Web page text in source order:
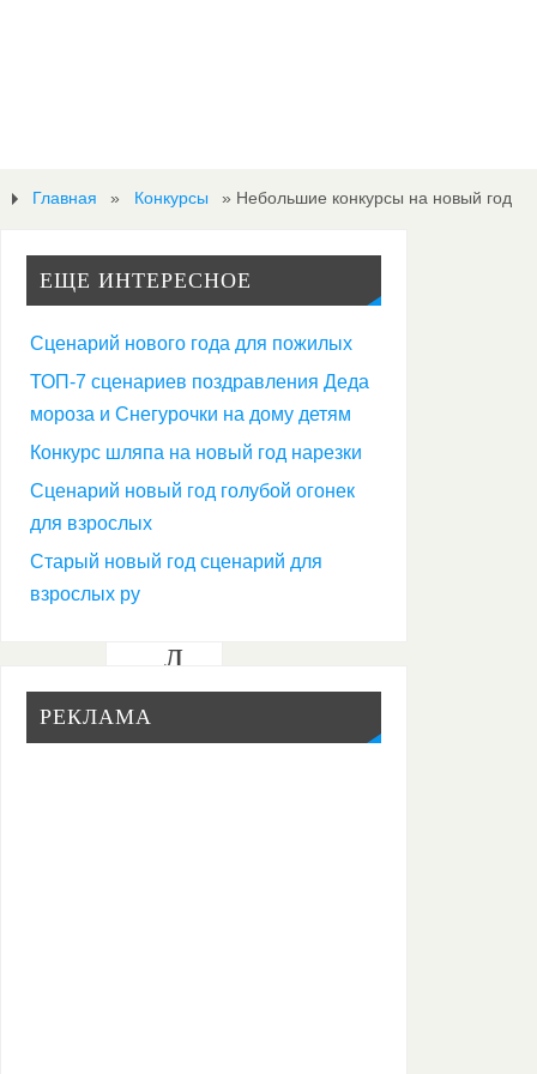
Главная » Конкурсы » Небольшие конкурсы на новый год
Н
е
б
л
ь
ш
ЕЩЕ ИНТЕРЕСНОЕ
Сценарий нового года для пожилых
ТОП-7 сценариев поздравления Деда
мороза и Снегурочки на дому детям
Конкурс шляпа на новый год нарезки
Сценарий новый год голубой огонек
для взрослых
Старый новый год сценарий для
взрослых ру
РЕКЛАМА